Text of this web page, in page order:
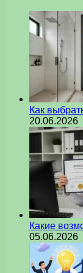
Как
20.06.2026
Какие
05.06.2026